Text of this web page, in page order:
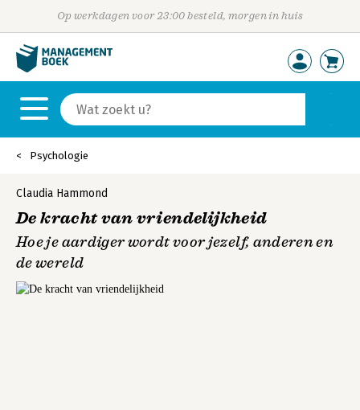
Op werkdagen voor 23:00 besteld, morgen in huis
Psychologie
Claudia Hammond
De kracht van vriendelijkheid
Hoe je aardiger wordt voor jezelf, anderen en
de wereld